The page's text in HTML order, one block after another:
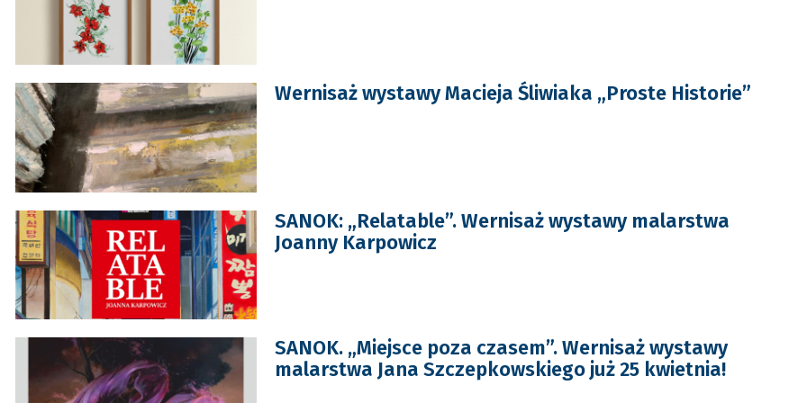
Wernisaż wystawy Macieja Śliwiaka „Proste Historie”
SANOK: „Relatable”. Wernisaż wystawy malarstwa
Joanny Karpowicz
SANOK. „Miejsce poza czasem”. Wernisaż wystawy
malarstwa Jana Szczepkowskiego już 25 kwietnia!